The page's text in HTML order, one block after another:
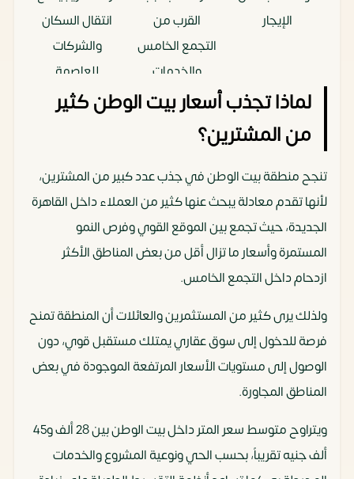
الإيجار
القرب من
التجمع الخامس
والخدمات
الحالية
انتقال السكان
والشركات
للعاصمة
الفئة الأكثر
طلب
والسكان
الباحثون عن
الاستقرار
والمستثمرون
والموظفون
بالعاصمة
سرعة إعادة البيع
أسرع نسبياً
بسبب الكثافة
السكنية الحالية
تعتمد أكثر على
مستقبلاً
فرص ارتفاع
الأسعار
مستقرة مع نمو
قوية على
العاصمة
لماذا تجذب أسعار بيت الوطن كثير
من المشترين؟
تنجح منطقة بيت الوطن في جذب عدد كبير من المشترين،
لأنها تقدم معادلة يبحث عنها كثير من العملاء داخل القاهرة
الجديدة، حيث تجمع بين الموقع القوي وفرص النمو
المستمرة وأسعار ما تزال أقل من بعض المناطق الأكثر
ازدحام داخل التجمع الخامس.
ولذلك يرى كثير من المستثمرين والعائلات أن المنطقة تمنح
فرصة للدخول إلى سوق عقاري يمتلك مستقبل قوي، دون
الوصول إلى مستويات الأسعار المرتفعة الموجودة في بعض
المناطق المجاورة.
ويتراوح متوسط سعر المتر داخل بيت الوطن بين 28 ألف و45
ألف جنيه تقريباً، بحسب الحي ونوعية المشروع والخدمات